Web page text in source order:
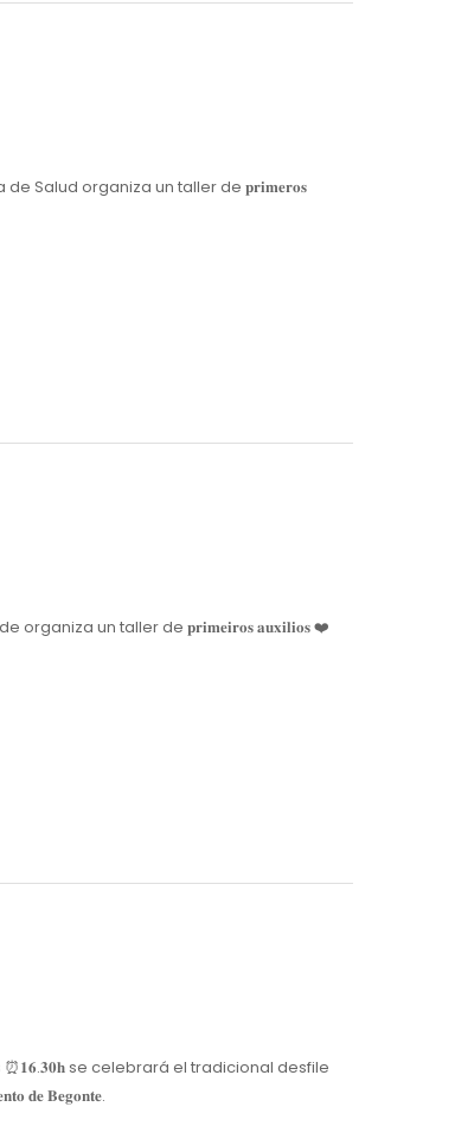
de Salud organiza un taller de 𝐩𝐫𝐢𝐦𝐞𝐫𝐨𝐬
organiza un taller de 𝐩𝐫𝐢𝐦𝐞𝐢𝐫𝐨𝐬 𝐚𝐮𝐱𝐢𝐥𝐢𝐨𝐬 ❤️
⏰𝟏𝟔.𝟑𝟎𝐡 se celebrará el tradicional desfile
𝐝𝐞 𝐁𝐞𝐠𝐨𝐧𝐭𝐞.